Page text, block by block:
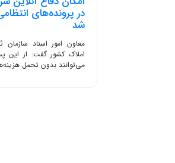
در پرونده‌های
شد
معاون امور اسناد سازمان
املاک کشور گفت: از این
می‌توانند بدون تحمل